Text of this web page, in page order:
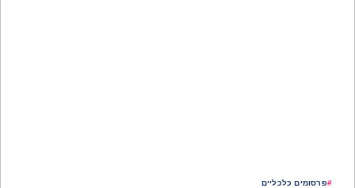
#פרסומים כלכליים